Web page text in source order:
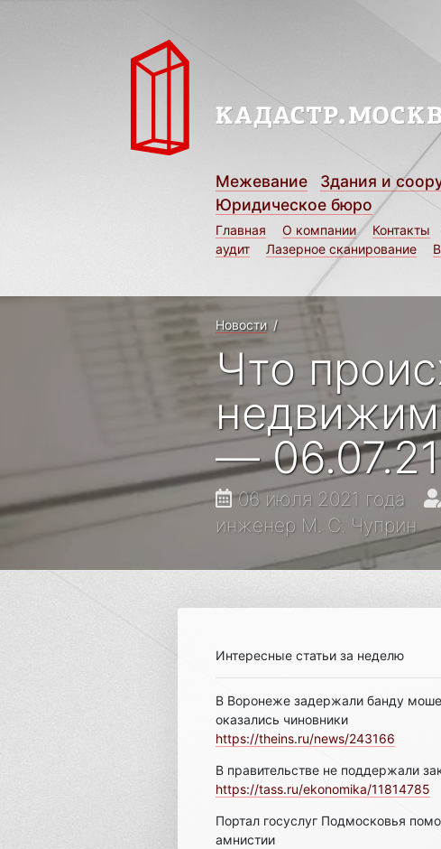
Межевание Здания и
Юридическое бюро
Главная О компании Контакты
аудит
Лазерное сканирование
Новости /
Что
— 06.07.21
06 июля 2021 года
инженер М. С. Чуприн
Интересные статьи за неделю
В Воронеже задержали банду
оказались чиновники
https://theins.ru/news/243166
В правительстве не поддержали
https://tass.ru/ekonomika/11814785
Портал госуслуг Подмосковья
амнистии